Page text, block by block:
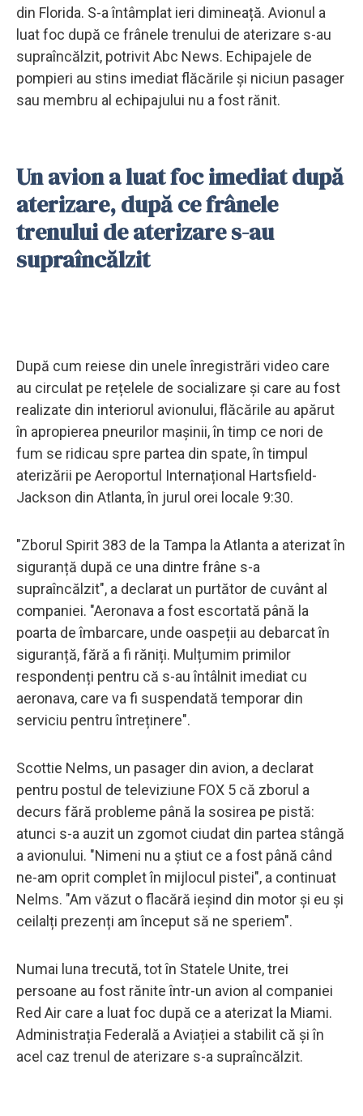
din Florida. S-a întâmplat ieri dimineață. Avionul a
luat foc după ce frânele trenului de aterizare s-au
supraîncălzit, potrivit Abc News. Echipajele de
pompieri au stins imediat flăcările și niciun pasager
sau membru al echipajului nu a fost rănit.
Un avion a luat foc imediat după
aterizare, după ce frânele
trenului de aterizare s-au
supraîncălzit
După cum reiese din unele înregistrări video care
au circulat pe rețelele de socializare și care au fost
realizate din interiorul avionului, flăcările au apărut
în apropierea pneurilor mașinii, în timp ce nori de
fum se ridicau spre partea din spate, în timpul
aterizării pe Aeroportul Internațional Hartsfield-
Jackson din Atlanta, în jurul orei locale 9:30.
"Zborul Spirit 383 de la Tampa la Atlanta a aterizat în
siguranță după ce una dintre frâne s-a
supraîncălzit", a declarat un purtător de cuvânt al
companiei. "Aeronava a fost escortată până la
poarta de îmbarcare, unde oaspeții au debarcat în
siguranță, fără a fi răniți. Mulțumim primilor
respondenți pentru că s-au întâlnit imediat cu
aeronava, care va fi suspendată temporar din
serviciu pentru întreținere".
Scottie Nelms, un pasager din avion, a declarat
pentru postul de televiziune FOX 5 că zborul a
decurs fără probleme până la sosirea pe pistă:
atunci s-a auzit un zgomot ciudat din partea stângă
a avionului. "Nimeni nu a știut ce a fost până când
ne-am oprit complet în mijlocul pistei", a continuat
Nelms. "Am văzut o flacără ieșind din motor și eu și
ceilalți prezenți am început să ne speriem".
Numai luna trecută, tot în Statele Unite, trei
persoane au fost rănite într-un avion al companiei
Red Air care a luat foc după ce a aterizat la Miami.
Administrația Federală a Aviației a stabilit că și în
acel caz trenul de aterizare s-a supraîncălzit.